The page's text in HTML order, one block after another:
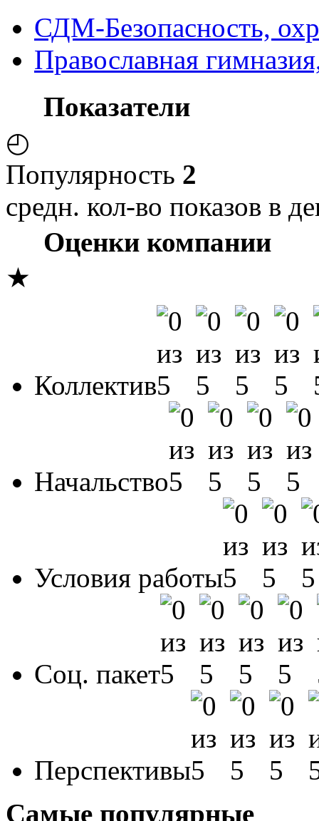
СДМ-Безопасность,
Православная
Показатели
◴
Популярность 2
средн. кол-во показов в
Оценки компании
★
Коллектив
Начальство
Условия работы
Соц. пакет
Перспективы
Самые популярные